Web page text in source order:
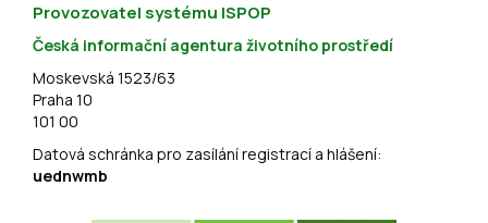
Provozovatel systému ISPOP
Česká informační agentura životního prostředí
Moskevská 1523/63
Praha 10
101 00
Datová schránka pro zasílání registrací a hlášení:
uednwmb